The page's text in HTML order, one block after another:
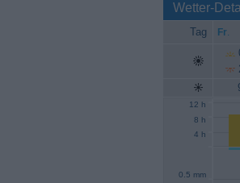
Wetter-
Tag Fr.
4 h
8 h
12 h
0.5 mm